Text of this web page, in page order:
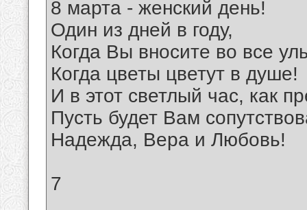
8 марта - женский день!
Один из дней в году,
Когда Вы вносите во все
Когда цветы цветут в душе!
И в этот светлый час, как
Пусть будет Вам
Надежда, Вера и Любовь!
7